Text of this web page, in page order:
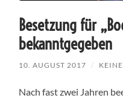
Besetzung für
bekanntgegeben
10. AUGUST 2017 /
Nach fast zwei Jahren